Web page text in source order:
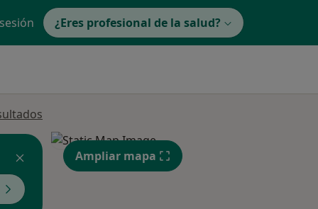
¿Eres profesional de la salud?
Ampliar mapa